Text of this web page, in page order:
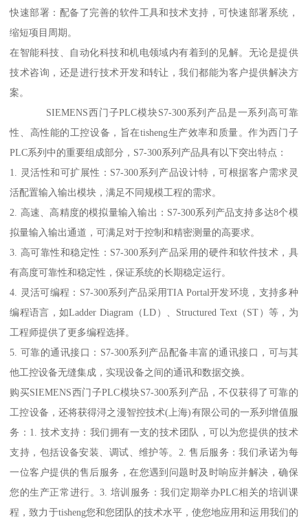
快速部署：配备了完善的软件工具和技术支持，可快速部署系统，
缩短项目周期。
在智能科技、自动化科技和机电领域内有着到的见解。无论是提供
技术咨询，还是进行技术开发和转让，我们都能为客户提供解决方
案。
SIEMENS西门子PLC模块S7-300系列产品是一系列高可靠
性、高性能的工控设备，旨在tisheng生产效率和质量。作为西门子
PLC系列中的重要组成部分，S7-300系列产品具有以下突出特点：
1. 灵活性和可扩展性：S7-300系列产品设计特，可根据客户需求灵
活配置输入输出模块，满足不同规模工程的需求。
2. 高速、高精度的模拟量输入输出：S7-300系列产品支持多达8个模
拟量输入输出通道，可满足对于控制和精密测量的高要求。
3. 高可靠性和稳定性：S7-300系列产品采用的硬件和软件技术，具
有高度可靠性和稳定性，保证系统的长期稳定运行。
4. 灵活可编程：S7-300系列产品采用TIA Portal开发环境，支持多种
编程语言，如Ladder Diagram（LD）、Structured Text（ST）等，为
工程师提供了更多编程选择。
5. 可靠的通讯接口：S7-300系列产品配备丰富的通讯接口，可与其
他工控设备无缝集成，实现设备之间的通讯和数据交换。
购买SIEMENS西门子PLC模块S7-300系列产品，不仅获得了可靠的
工控设备，还将获得浔之漫智控技术(上海)有限公司的一系列增值服
务：1. 技术支持：我们拥有一支的技术团队，可以为您提供的技术
支持，包括设备安装、调试、维护等。2. 售后服务：我们承诺为每
一位客户提供的售后服务，在您遇到问题时及时响应并解决，确保
您的生产正常进行。3. 培训服务：我们定期举办PLC相关的培训课
程，致力于tisheng您和您团队的技术水平，使您地应用和运用我们的